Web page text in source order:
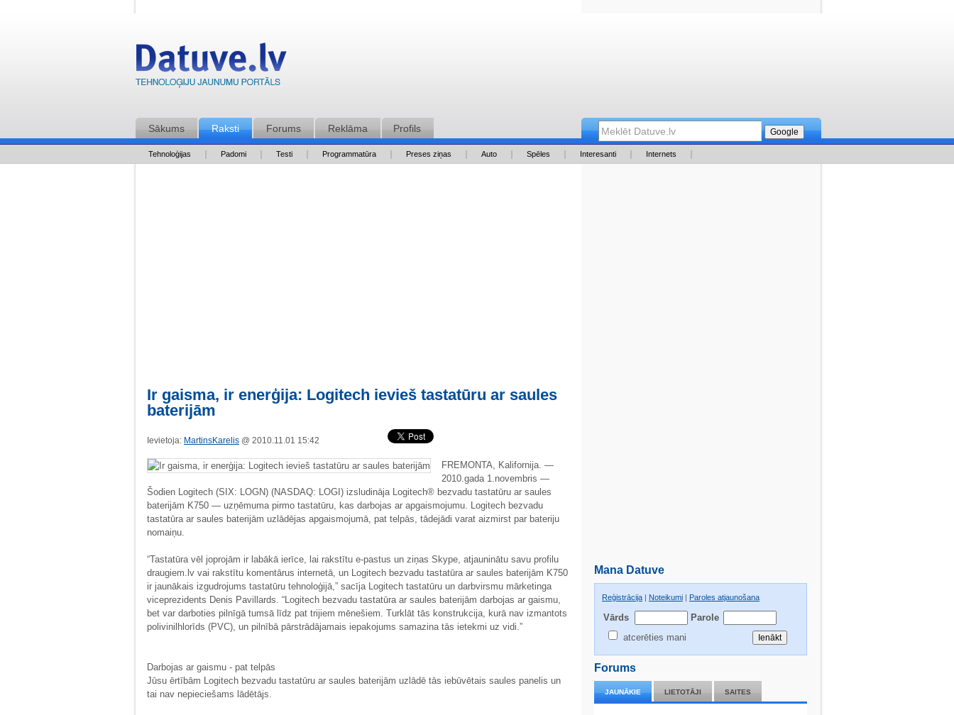
Sākums Raksti Forums Reklāma Profils
Tehnoloģijas Padomi Testi Programmatūra Preses ziņas Auto Spēles Interesanti Internets
Mana Datuve
Reģistrācija | Noteikumi | Paroles atjaunošana
Vārds
Parole
atcerēties mani
Forums
JAUNĀKIE LIETOTĀJI SAITES
Ir gaisma, ir enerģija: Logitech ievieš tastatūru ar saules
baterijām
Ievietoja: MartinsKarelis @ 2010.11.01 15:42
FREMONTA, Kalifornija. —
2010.gada 1.novembris —
Šodien Logitech (SIX: LOGN) (NASDAQ: LOGI) izsludināja Logitech® bezvadu tastatūru ar saules
baterijām K750 — uzņēmuma pirmo tastatūru, kas darbojas ar apgaismojumu. Logitech bezvadu
tastatūra ar saules baterijām uzlādējas apgaismojumā, pat telpās, tādejādi varat aizmirst par bateriju
nomaiņu.
“Tastatūra vēl joprojām ir labākā ierīce, lai rakstītu e-pastus un ziņas Skype, atjauninātu savu profilu
draugiem.lv vai rakstītu komentārus internetā, un Logitech bezvadu tastatūra ar saules baterijām K750
ir jaunākais izgudrojums tastatūru tehnoloģijā,” sacīja Logitech tastatūru un darbvirsmu mārketinga
viceprezidents Denis Pavillards. “Logitech bezvadu tastatūra ar saules baterijām darbojas ar gaismu,
bet var darboties pilnīgā tumsā līdz pat trijiem mēnešiem. Turklāt tās konstrukcija, kurā nav izmantots
polivinilhlorīds (PVC), un pilnībā pārstrādājamais iepakojums samazina tās ietekmi uz vidi.”
Darbojas ar gaismu - pat telpās
Jūsu ērtībām Logitech bezvadu tastatūru ar saules baterijām uzlādē tās iebūvētais saules panelis un
tai nav nepieciešams lādētājs.